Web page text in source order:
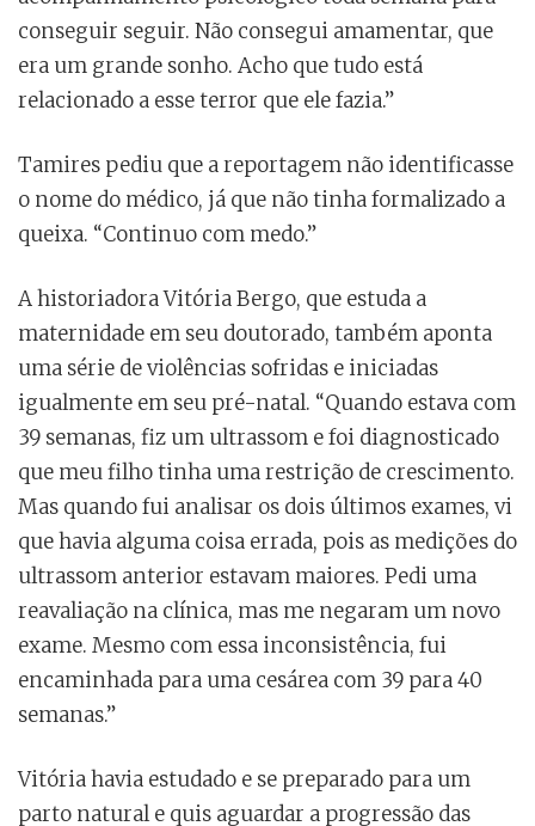
conseguir seguir. Não consegui amamentar, que
era um grande sonho. Acho que tudo está
relacionado a esse terror que ele fazia.”
Tamires pediu que a reportagem não identificasse
o nome do médico, já que não tinha formalizado a
queixa. “Continuo com medo.”
A historiadora Vitória Bergo, que estuda a
maternidade em seu doutorado, também aponta
uma série de violências sofridas e iniciadas
igualmente em seu pré-natal. “Quando estava com
39 semanas, fiz um ultrassom e foi diagnosticado
que meu filho tinha uma restrição de crescimento.
Mas quando fui analisar os dois últimos exames, vi
que havia alguma coisa errada, pois as medições do
ultrassom anterior estavam maiores. Pedi uma
reavaliação na clínica, mas me negaram um novo
exame. Mesmo com essa inconsistência, fui
encaminhada para uma cesárea com 39 para 40
semanas.”
Vitória havia estudado e se preparado para um
parto natural e quis aguardar a progressão das